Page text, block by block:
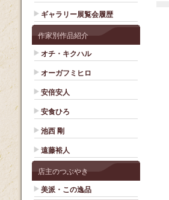
ギャラリー展覧会履歴
作家別作品紹介
オチ・キクハル
オーガフミヒロ
安倍安人
安食ひろ
池西 剛
遠藤裕人
店主のつぶやき
美派・この逸品